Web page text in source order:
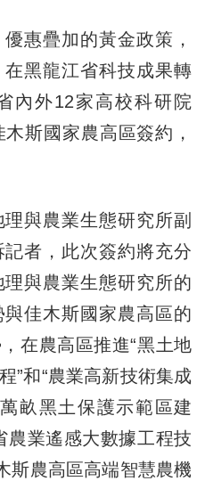
疊加的黃金政策，
黑龍江省科技成果轉
內外12家高校科研院
斯國家農高區簽約，
與農業生態研究所副
者，此次簽約將充分
與農業生態研究所的
佳木斯國家農高區的
在農高區推進“黑土地
”和“農業高新技術集成
畝黑土保護示範區建
農業遙感大數據工程技
斯農高區高端智慧農機